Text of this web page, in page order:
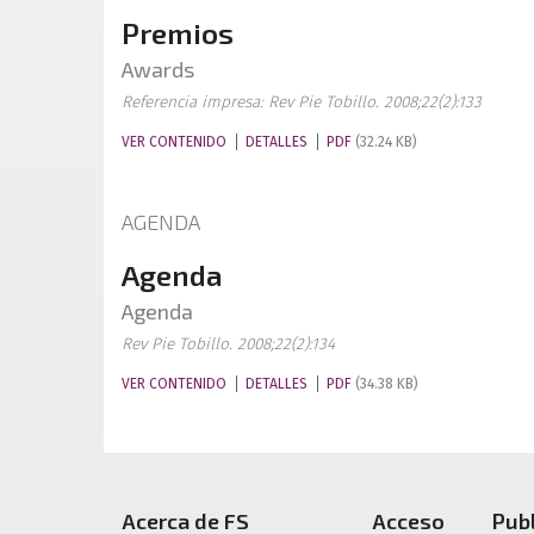
Premios
Awards
Referencia impresa: Rev Pie Tobillo. 2008;22(2):133
VER CONTENIDO DETALLES PDF (32.24 KB)
AGENDA
Agenda
Agenda
Rev Pie Tobillo. 2008;22(2):134
VER CONTENIDO DETALLES PDF (34.38 KB)
Acerca de FS Acceso